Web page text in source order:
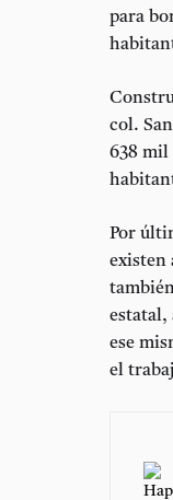
para
col.
638 mil
Por
existen
estatal,
ese
el